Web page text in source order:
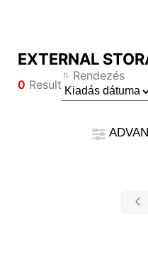
EXTERNAL
0 Result
Rendezés
Az eredmény
*A
{{feature}}